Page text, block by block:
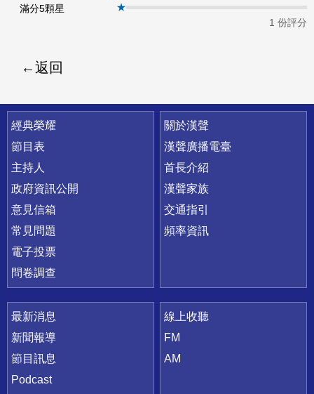
滿分5顆星
★
1 份評分
返回
快速連結
經典榮耀
節目表
主持人
政府資訊公開
意見信箱
常見問題
電子投票
問卷調查
關於漢聲
漢聲廣播電臺
首長介紹
漢聲家族
交通指引
頻率資訊
最新消息
新聞報導
節目訊息
Podcast
線上收聽
FM
AM